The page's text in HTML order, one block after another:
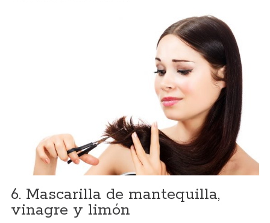
6. Mascarilla de mantequilla,
vinagre y limón